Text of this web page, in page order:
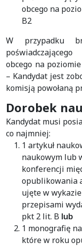
obcego na
B2
W przypadku
obcego na
– Kandydat jest
komisją powołaną
Dorobek
Kandydat musi
co najmniej:
1 artykuł
naukowym lub
konferencji
opublikowania
ujęte w
przepisami
pkt 2 lit. B lub
1 monografię
które w roku